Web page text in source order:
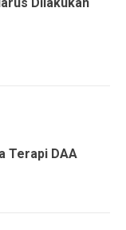
Terapi DAA